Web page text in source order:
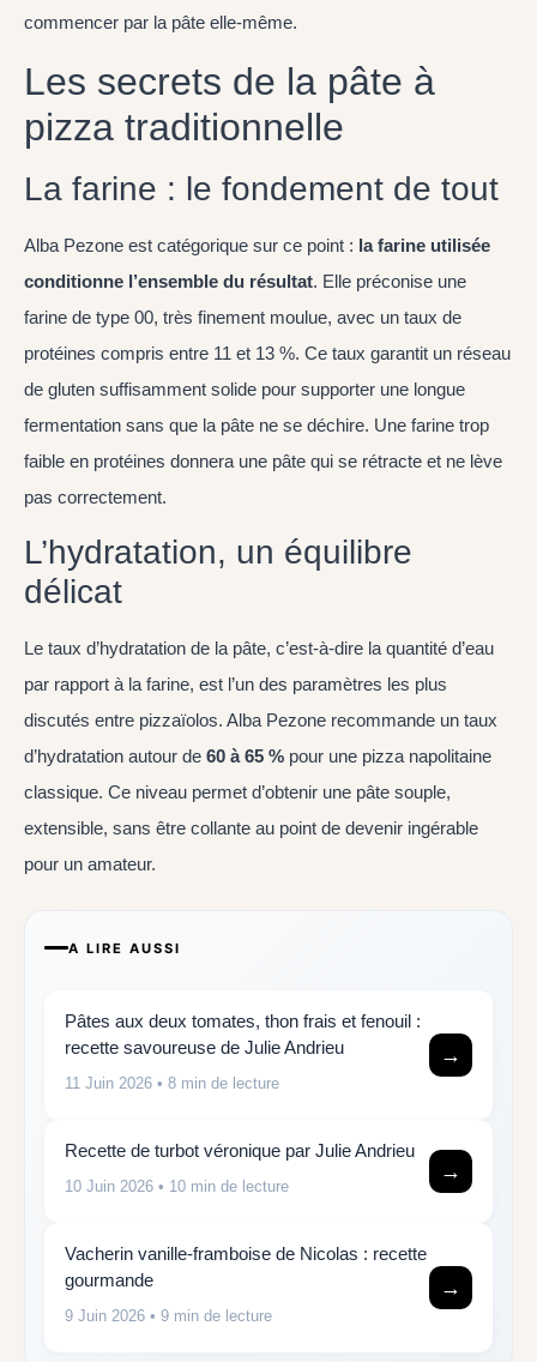
commencer par la pâte elle-même.
Les secrets de la pâte à
pizza traditionnelle
La farine : le fondement de tout
Alba Pezone est catégorique sur ce point : la farine utilisée
conditionne l’ensemble du résultat. Elle préconise une
farine de type 00, très finement moulue, avec un taux de
protéines compris entre 11 et 13 %. Ce taux garantit un réseau
de gluten suffisamment solide pour supporter une longue
fermentation sans que la pâte ne se déchire. Une farine trop
faible en protéines donnera une pâte qui se rétracte et ne lève
pas correctement.
L’hydratation, un équilibre
délicat
Le taux d’hydratation de la pâte, c’est-à-dire la quantité d’eau
par rapport à la farine, est l’un des paramètres les plus
discutés entre pizzaïolos. Alba Pezone recommande un taux
d’hydratation autour de 60 à 65 % pour une pizza napolitaine
classique. Ce niveau permet d’obtenir une pâte souple,
extensible, sans être collante au point de devenir ingérable
pour un amateur.
A LIRE AUSSI
Pâtes aux deux tomates, thon frais et fenouil :
recette savoureuse de Julie Andrieu
11 Juin 2026 • 8 min de lecture
→
Recette de turbot véronique par Julie Andrieu
10 Juin 2026 • 10 min de lecture
→
Vacherin vanille-framboise de Nicolas : recette
gourmande
9 Juin 2026 • 9 min de lecture
→